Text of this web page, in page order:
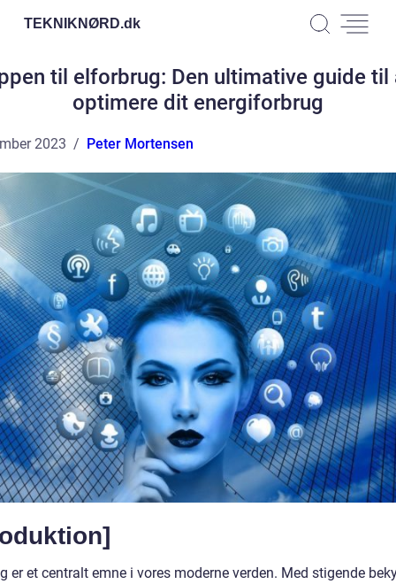
TEKNIKNØRD.dk
til elforbrug: Den ultimative guide til
optimere dit energiforbrug
2023 Peter Mortensen
er et centralt emne i vores moderne verden. Med stigende